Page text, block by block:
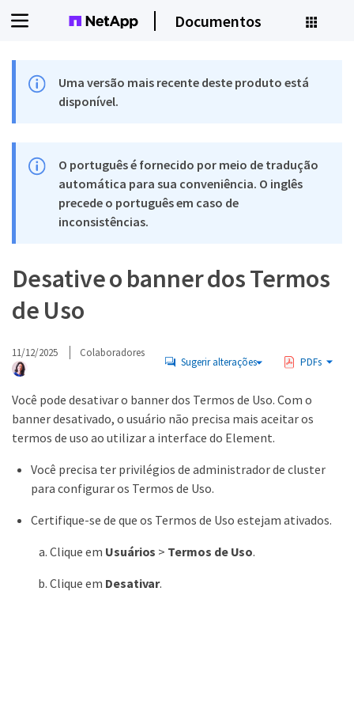
Documentos
Uma versão mais recente deste produto está
disponível.
O português é fornecido por meio de tradução
automática para sua conveniência. O inglês
precede o português em caso de
inconsistências.
Desative o banner dos Termos
de Uso
11/12/2025 Colaboradores
Sugerir alterações PDFs
Você pode desativar o banner dos Termos de Uso. Com o
banner desativado, o usuário não precisa mais aceitar os
termos de uso ao utilizar a interface do Element.
Você precisa ter privilégios de administrador de cluster
para configurar os Termos de Uso.
Certifique-se de que os Termos de Uso estejam ativados.
Clique em Usuários > Termos de Uso.
Clique em Desativar.